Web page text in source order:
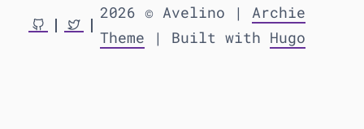
2026 © Avelino | Archie
Theme | Built with Hugo